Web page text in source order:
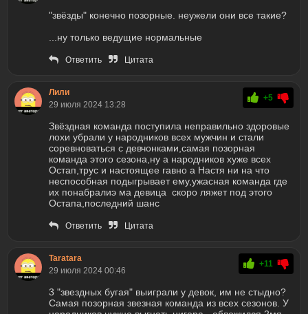
"звёзды" конечно позорные. неужели они все такие?
...ну только ведущие нормальные
Ответить Цитата
Лили
29 июля 2024 13:28
+5
Звёздная команда поступила неправильно здоровые
лохи убрали у народников всех мужчин и стали
соревноваться с девчонками,самая позорная
команда этого сезона,ну а народников хуже всех
Остап,трус и настоящее гавно а Настя ни на что
неспособная подыгрывает ему,ужасная команда где
их понабралиэ ма девица скоро ляжет под этого
Остапа,последний шанс
Ответить Цитата
Taratara
29 июля 2024 00:46
+11
3 "звездных бугая" выиграли у девок, им не стыдно?
Самая позорная звезная команда из всех сезонов. У